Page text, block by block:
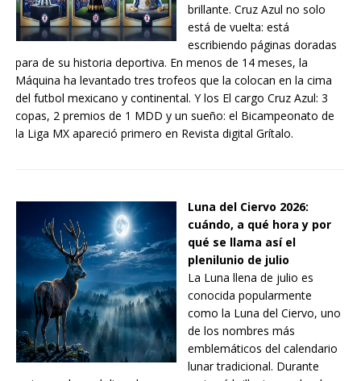
brillante. Cruz Azul no solo
está de vuelta: está
escribiendo páginas doradas
para de su historia deportiva. En menos de 14 meses, la
Máquina ha levantado tres trofeos que la colocan en la cima
del futbol mexicano y continental. Y los El cargo Cruz Azul: 3
copas, 2 premios de 1 MDD y un sueño: el Bicampeonato de
la Liga MX apareció primero en Revista digital Grítalo.
Luna del Ciervo 2026:
cuándo, a qué hora y por
qué se llama así el
plenilunio de julio
La Luna llena de julio es
conocida popularmente
como la Luna del Ciervo, uno
de los nombres más
emblemáticos del calendario
lunar tradicional. Durante